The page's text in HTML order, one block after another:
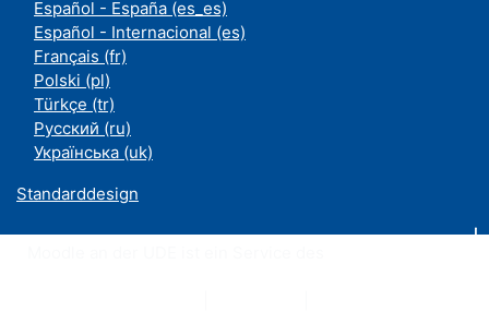
Español - España ‎(es_es)‎
Español - Internacional ‎(es)‎
Français ‎(fr)‎
Polski ‎(pl)‎
Türkçe ‎(tr)‎
Русский ‎(ru)‎
Українська ‎(uk)‎
Standarddesign